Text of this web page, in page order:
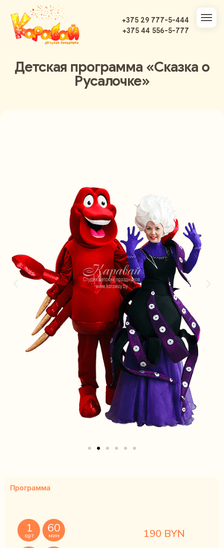
+375 29 777-5-444
+375 44 556-5-777
Детская программа «Сказка о
Русалочке»
Программа
1
арт
60
мин 190 BYN